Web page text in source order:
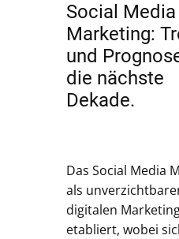
Social Media
Marketing:
und
die nächste
Dekade.
Das Social Media
als
digitalen
etabliert, wobei